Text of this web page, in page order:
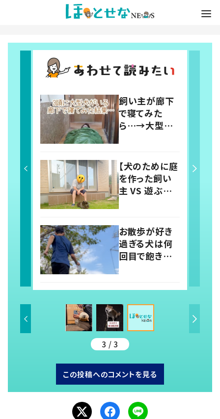
飼い主が廊下
で寝てみた
ら…→大型犬
たちによって廊
「羨ましい」「幸
せそう」の声
【犬のために庭
を作った飼い
主 VS 遊ぶ気
のない犬】シュ
21.1万いい
ね！？「犬の強
い意志を感じ
る」
お散歩が好き
過ぎる犬は何
回目で飽きる
のかの検証
言葉に反応す
る姿に「可愛
い」の声！
3 / 3
この投稿へのコメントを見る